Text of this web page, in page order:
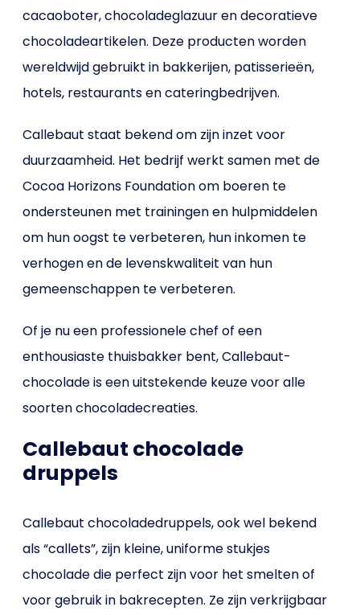
cacaoboter, chocoladeglazuur en decoratieve
chocoladeartikelen. Deze producten worden
wereldwijd gebruikt in bakkerijen, patisserieën,
hotels, restaurants en cateringbedrijven.
Callebaut staat bekend om zijn inzet voor
duurzaamheid. Het bedrijf werkt samen met de
Cocoa Horizons Foundation om boeren te
ondersteunen met trainingen en hulpmiddelen
om hun oogst te verbeteren, hun inkomen te
verhogen en de levenskwaliteit van hun
gemeenschappen te verbeteren.
Of je nu een professionele chef of een
enthousiaste thuisbakker bent, Callebaut-
chocolade is een uitstekende keuze voor alle
soorten chocoladecreaties.
Callebaut chocolade
druppels
Callebaut chocoladedruppels, ook wel bekend
als “callets”, zijn kleine, uniforme stukjes
chocolade die perfect zijn voor het smelten of
voor gebruik in bakrecepten. Ze zijn verkrijgbaar